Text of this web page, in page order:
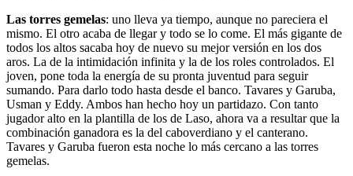
Las torres gemelas: uno lleva ya tiempo, aunque no pareciera el
mismo. El otro acaba de llegar y todo se lo come. El más gigante de
todos los altos sacaba hoy de nuevo su mejor versión en los dos
aros. La de la intimidación infinita y la de los roles controlados. El
joven, pone toda la energía de su pronta juventud para seguir
sumando. Para darlo todo hasta desde el banco. Tavares y Garuba,
Usman y Eddy. Ambos han hecho hoy un partidazo. Con tanto
jugador alto en la plantilla de los de Laso, ahora va a resultar que la
combinación ganadora es la del caboverdiano y el canterano.
Tavares y Garuba fueron esta noche lo más cercano a las torres
gemelas.